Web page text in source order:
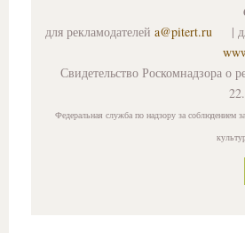
для рекламодателей a@pitert.ru |
Свидетельство Роскомнадзора
Федеральная служба по надзору за соблюдением